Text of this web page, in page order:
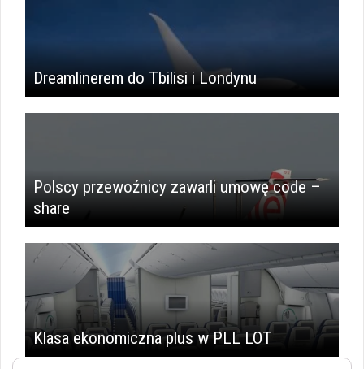
Dreamlinerem do Tbilisi i Londynu
Polscy przewoźnicy zawarli umowę code –
share
Klasa ekonomiczna plus w PLL LOT